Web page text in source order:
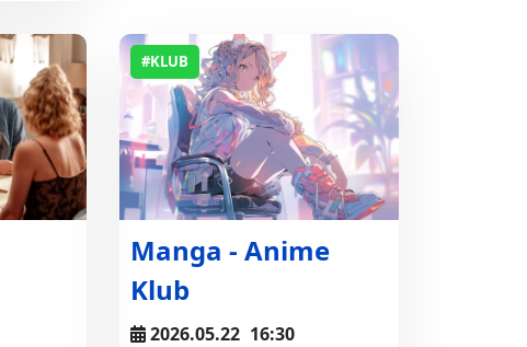
#KLUB
Manga - Anime
Klub
2026.05.22 16:30